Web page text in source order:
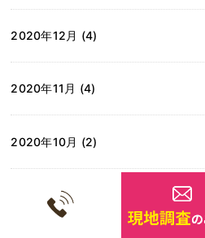
2020年12月 (4)
2020年11月 (4)
2020年10月 (2)
2020年03月 (3)